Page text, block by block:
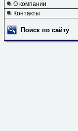
О компании
Контакты
Поиск по сайту